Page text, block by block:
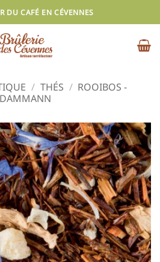
DU CAFÉ EN CÉVENNES
/ THÉS / ROOIBOS -
DAMMANN